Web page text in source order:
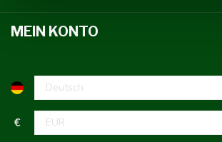
MEIN KONTO
€